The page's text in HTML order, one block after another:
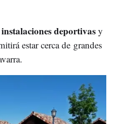
instalaciones deportivas y
estar cerca de grandes